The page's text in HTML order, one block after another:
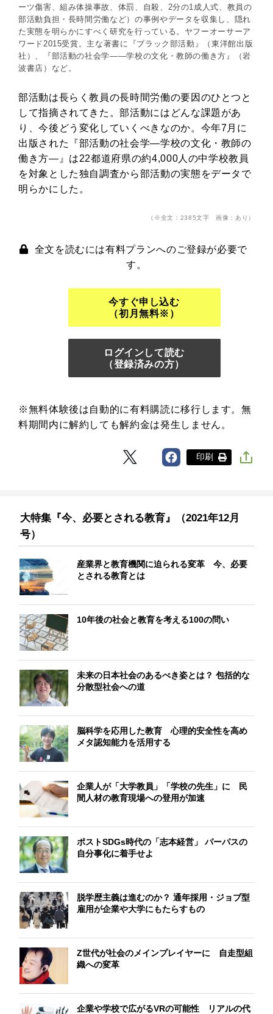
ーツ傷害、組み体操事故、体罰、自殺、2分の1成人式、教員の
部活動負担・長時間労働など）の事例やデータを収集し、隠れ
た実態を明らかにすべく研究を行っている。ヤフーオーサーア
ワード2015受賞。主な著書に『ブラック部活動』（東洋館出版
社）、『部活動の社会学――学校の文化・教師の働き方』（岩
波書店）など。
部活動は長らく教員の長時間労働の要因のひとつと
して指摘されてきた。部活動にはどんな課題があ
り、今後どう変化していくべきなのか。今年7月に
出版された『部活動の社会学―学校の文化・教師の
働き方―』は22都道府県の約4,000人の中学校教員
を対象とした独自調査から部活動の実態をデータで
明らかにした。
（※全文：2385文字 画像：あり）
全文を読むには有料プランへのご登録が必要で
す。
今すぐ申し込む
（初月無料※）
ログインして読む
（登録済みの方）
※無料体験後は自動的に有料購読に移行します。無
料期間内に解約しても解約金は発生しません。
印刷
大特集『今、必要とされる教育』（2021年12月
号）
産業界と教育機関に迫られる変革 今、必要
とされる教育とは
10年後の社会と教育を考える100の問い
未来の日本社会のあるべき姿とは？ 包括的な
分散型社会への道
脳科学を応用した教育 心理的安全性を高め
メタ認知能力を活用する
企業人が「大学教員」「学校の先生」に 民
間人材の教育現場への登用が加速
ポストSDGs時代の「志本経営」 パーパスの
自分事化に着手せよ
脱学歴主義は進むのか？ 通年採用・ジョブ型
雇用が企業や大学にもたらすもの
Z世代が社会のメインプレイヤーに 自走型組
織への変革
企業や学校で広がるVRの可能性 リアルの代